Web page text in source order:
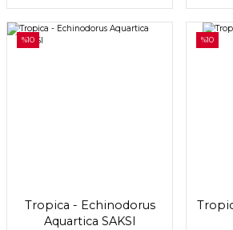
%10
Tropica - Echinodorus
Aquartica SAKSI
%10